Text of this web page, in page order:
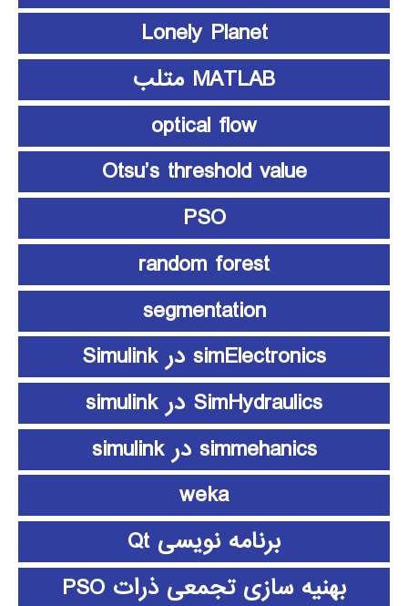
Lonely Planet
MATLAB متلب
optical flow
Otsu’s threshold value
PSO
random forest
segmentation
simElectronics در Simulink
SimHydraulics در simulink
simmehanics در simulink
weka
برنامه نویسی Qt
بهنیه سازی تجمعی ذرات PSO